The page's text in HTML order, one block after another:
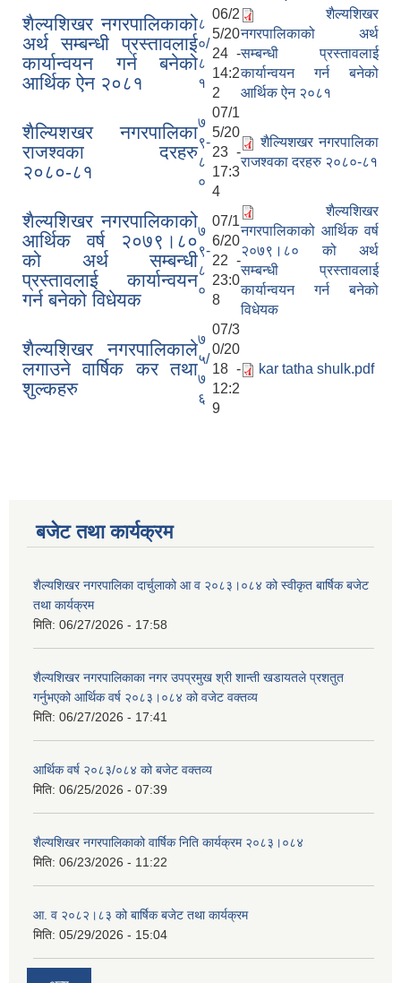
शैल्यशिखर नगरपालिकाको
अर्थ सम्बन्धी प्रस्तावलाई
कार्यान्वयन गर्न बनेको
आर्थिक ऐन २०८१
८
०/
८
१
06/2
5/20
24 -
14:2
2
शैल्यशिखर
नगरपालिकाको अर्थ
सम्बन्धी प्रस्तावलाई
कार्यान्वयन गर्न बनेको
आर्थिक ऐन २०८१
शैल्यिशखर नगरपालिका
राजश्वका दरहरु
२०८०-८१
७
९-
८
०
07/1
5/20
23 -
17:3
4
शैल्यिशखर नगरपालिका
राजश्वका दरहरु २०८०-८१
शैल्यशिखर नगरपालिकाको
आर्थिक वर्ष २०७९।८०
को अर्थ सम्बन्धी
प्रस्तावलाई कार्यान्वयन
गर्न बनेको विधेयक
७
९-
८
०
07/1
6/20
22 -
23:0
8
शैल्यशिखर
नगरपालिकाको आर्थिक वर्ष
२०७९।८० को अर्थ
सम्बन्धी प्रस्तावलाई
कार्यान्वयन गर्न बनेको
विधेयक
शैल्यशिखर नगरपालिकाले
लगाउने वार्षिक कर तथा
शुल्कहरु
७
५/
७
६
07/3
0/20
18 -
12:2
9
kar tatha shulk.pdf
बजेट तथा कार्यक्रम
शैल्यशिखर नगरपालिका दार्चुलाको आ व २०८३।०८४ को स्वीकृत बार्षिक बजेट
तथा कार्यक्रम
मिति: 06/27/2026 - 17:58
शैल्यशिखर नगरपालिकाका नगर उपप्रमुख श्री शान्ती खडायतले प्रशतुत
गर्नुभएको आर्थिक वर्ष २०८३।०८४ को वजेट वक्तव्य
मिति: 06/27/2026 - 17:41
आर्थिक वर्ष २०८३/०८४ को बजेट वक्तव्य
मिति: 06/25/2026 - 07:39
शैल्यशिखर नगरपालिकाको वार्षिक निति कार्यक्रम २०८३।०८४
मिति: 06/23/2026 - 11:22
आ. व २०८२।८३ को बार्षिक बजेट तथा कार्यक्रम
मिति: 05/29/2026 - 15:04